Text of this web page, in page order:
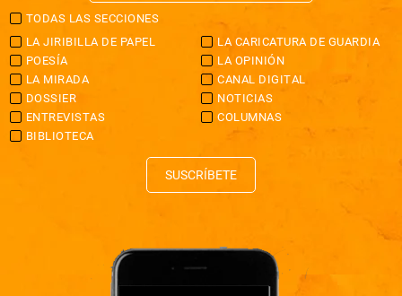
TODAS LAS SECCIONES
LA JIRIBILLA DE PAPEL
LA CARICATURA DE GUARDIA
POESÍA
LA OPINIÓN
LA MIRADA
CANAL DIGITAL
DOSSIER
NOTICIAS
ENTREVISTAS
COLUMNAS
BIBLIOTECA
SUSCRÍBETE